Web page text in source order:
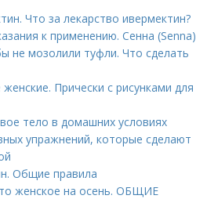
Что за лекарство ивермектин?
к применению. Сенна (Senna)
не мозолили туфли. Что сделать
Прически с рисунками для
тело в домашних условиях
упражнений, которые сделают
Общие правила
женское на осень. ОБЩИЕ